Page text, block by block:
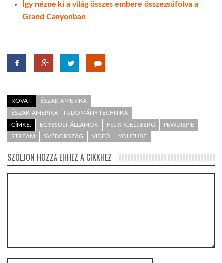
Így nézne ki a világ összes embere összezsúfolva a
Grand Canyonban
ROVAT:
ÉSZAK-AMERIKA
ÉSZAK-AMERIKA - TUDOMÁNY-TECHNIKA
CÍMKE:
EGYESÜLT ÁLLAMOK FELIX KJELLBERG
PEWDIEPIE
STREAM
SVÉDORSZÁG VIDEÓ YOUTUBE
SZÓLJON HOZZÁ EHHEZ A CIKKHEZ